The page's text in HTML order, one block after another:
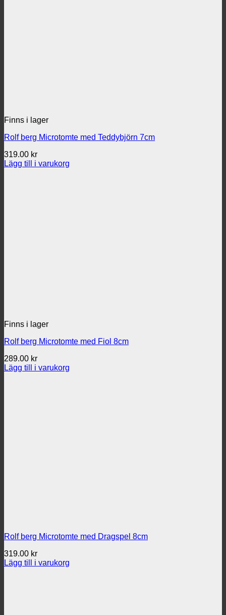
Finns i lager
Rolf berg Microtomte med Teddybjörn 7cm
319.00 kr
Lägg till i varukorg
Finns i lager
Rolf berg Microtomte med Fiol 8cm
289.00 kr
Lägg till i varukorg
Rolf berg Microtomte med Dragspel 8cm
319.00 kr
Lägg till i varukorg